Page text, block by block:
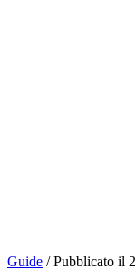
Guide / Pubblicato il